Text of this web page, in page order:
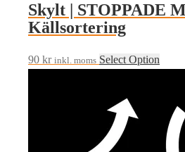
Skylt | STOPPADE
Källsortering
90 kr inkl. moms Select Option